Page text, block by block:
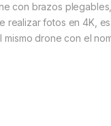
con brazos
realizar fotos en 4K,
drone con el